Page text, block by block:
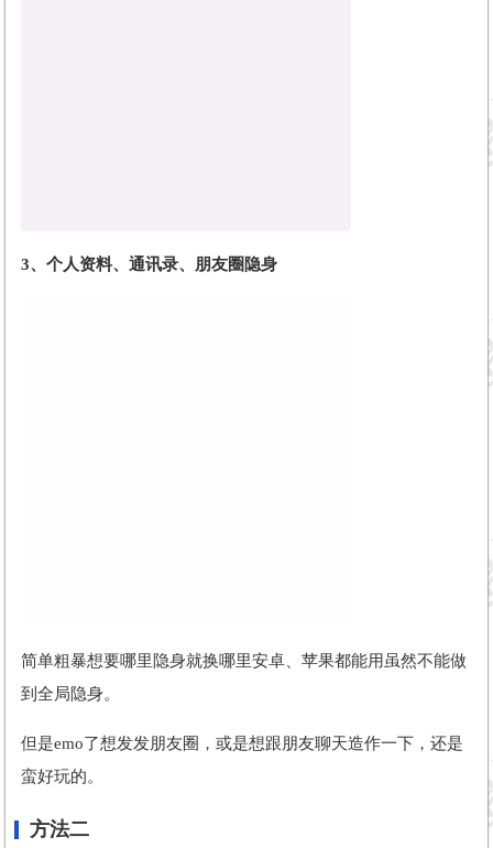
3、 个人资料、通讯录、朋友圈隐身
简单粗暴想要哪里隐身就换哪里安卓、苹果都能用虽然不能做
到全局隐身。
但是emo了想发发朋友圈，或是想跟朋友聊天造作一下，还是
蛮好玩的。
方法二